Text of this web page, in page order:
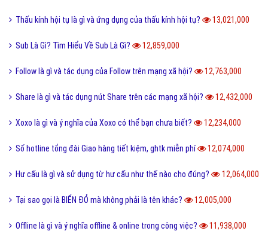
Thấu kính hội tụ là gì và ứng dụng của thấu kính hội tụ? 13,021,000
Sub Là Gì? Tìm Hiểu Về Sub Là Gì? 12,859,000
Follow là gì và tác dụng của Follow trên mạng xã hội? 12,763,000
Share là gì và tác dụng nút Share trên các mạng xã hội? 12,432,000
Xoxo là gì và ý nghĩa của Xoxo có thể bạn chưa biết? 12,234,000
Số hotline tổng đài Giao hàng tiết kiệm, ghtk miễn phí 12,074,000
Hư cấu là gì và sử dụng từ hư cấu như thế nào cho đúng? 12,064,000
Tại sao gọi là BIỂN ĐỎ mà không phải là tên khác? 12,005,000
Offline là gì và ý nghĩa offline & online trong công việc? 11,938,000